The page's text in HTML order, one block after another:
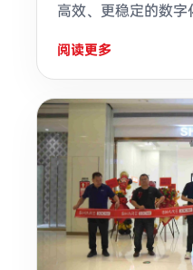
高效、更稳定的数字
阅读更多